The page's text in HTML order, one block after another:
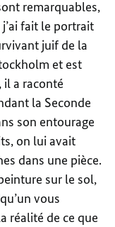
remarquables,
fait le portrait
juif de la
et est
il a raconté
la Seconde
son entourage
on lui avait
dans une pièce.
sur le sol,
vous
réalité de ce que